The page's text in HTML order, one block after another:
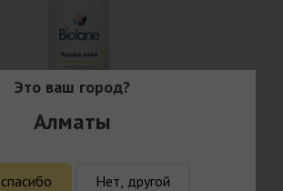
Это ваш город?
Алматы
Нет, другой